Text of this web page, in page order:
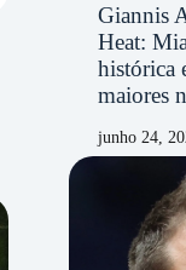
Giannis
Heat:
histórica
maiores
junho 24,